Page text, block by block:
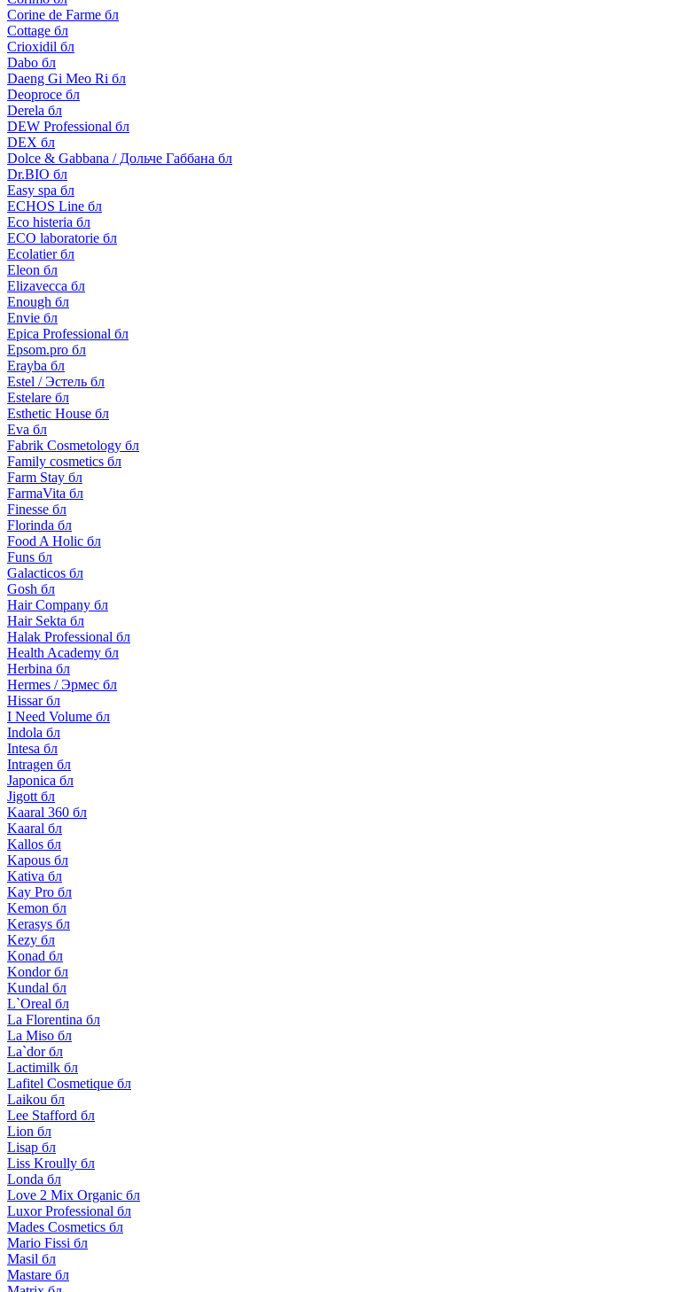
Corine de Farme бл
Cottage бл
Crioxidil бл
Dabo бл
Daeng Gi Meo Ri бл
Deoproce бл
Derela бл
DEW Professional бл
DEX бл
Dolce & Gabbana / Дольче Габбана бл
Dr.BIO бл
Easy spa бл
ECHOS Line бл
Eco histeria бл
ECO laboratorie бл
Ecolatier бл
Eleon бл
Elizavecca бл
Enough бл
Envie бл
Epica Professional бл
Epsom.pro бл
Erayba бл
Estel / Эстель бл
Estelare бл
Esthetic House бл
Eva бл
Fabrik Cosmetology бл
Family cosmetics бл
Farm Stay бл
FarmaVita бл
Finesse бл
Florinda бл
Food A Holic бл
Funs бл
Galacticos бл
Gosh бл
Hair Company бл
Hair Sekta бл
Halak Professional бл
Health Academy бл
Herbina бл
Hermes / Эрмес бл
Hissar бл
I Need Volume бл
Indola бл
Intesa бл
Intragen бл
Japonica бл
Jigott бл
Kaaral 360 бл
Kaaral бл
Kallos бл
Kapous бл
Kativa бл
Kay Pro бл
Kemon бл
Kerasys бл
Kezy бл
Konad бл
Kondor бл
Kundal бл
L`Oreal бл
La Florentina бл
La Miso бл
La`dor бл
Lactimilk бл
Lafitel Cosmetique бл
Laikou бл
Lee Stafford бл
Lion бл
Lisap бл
Liss Kroully бл
Londa бл
Love 2 Mix Organic бл
Luxor Professional бл
Mades Cosmetics бл
Mario Fissi бл
Masil бл
Mastare бл